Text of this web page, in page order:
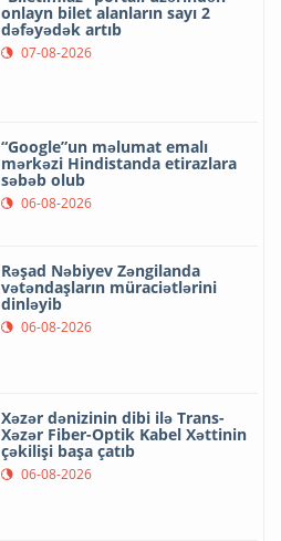
onlayn bilet alanların sayı 2
dəfəyədək artıb
07-08-2026
“Google”un məlumat emalı
mərkəzi Hindistanda etirazlara
səbəb olub
06-08-2026
Rəşad Nəbiyev Zəngilanda
vətəndaşların müraciətlərini
dinləyib
06-08-2026
Xəzər dənizinin dibi ilə Trans-
Xəzər Fiber-Optik Kabel Xəttinin
çəkilişi başa çatıb
06-08-2026